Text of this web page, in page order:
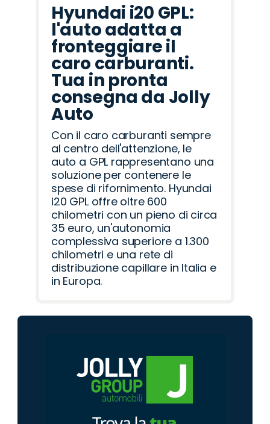
Hyundai i20 GPL:
l'auto adatta a
fronteggiare il
caro carburanti.
Tua in pronta
consegna da Jolly
Auto
Con il caro carburanti sempre
al centro dell'attenzione, le
auto a GPL rappresentano una
soluzione per contenere le
spese di rifornimento. Hyundai
i20 GPL offre oltre 600
chilometri con un pieno di circa
35 euro, un'autonomia
complessiva superiore a 1.300
chilometri e una rete di
distribuzione capillare in Italia e
in Europa.